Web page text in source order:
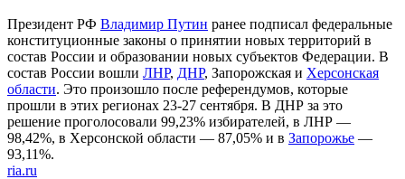
Президент РФ Владимир Путин ранее подписал федеральные
конституционные законы о принятии новых территорий в
состав России и образовании новых субъектов Федерации. В
состав России вошли ЛНР, ДНР, Запорожская и Херсонская
области. Это произошло после референдумов, которые
прошли в этих регионах 23-27 сентября. В ДНР за это
решение проголосовали 99,23% избирателей, в ЛНР —
98,42%, в Херсонской области — 87,05% и в Запорожье —
93,11%.
ria.ru